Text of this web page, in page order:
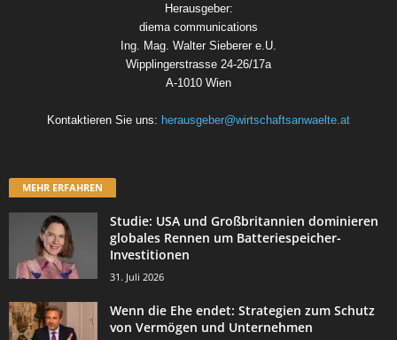
Herausgeber:
diema communications
Ing. Mag. Walter Sieberer e.U.
Wipplingerstrasse 24-26/17a
A-1010 Wien
Kontaktieren Sie uns: herausgeber@wirtschaftsanwaelte.at
MEHR ERFAHREN
Studie: USA und Großbritannien dominieren
globales Rennen um Batteriespeicher-
Investitionen
31. Juli 2026
Wenn die Ehe endet: Strategien zum Schutz
von Vermögen und Unternehmen